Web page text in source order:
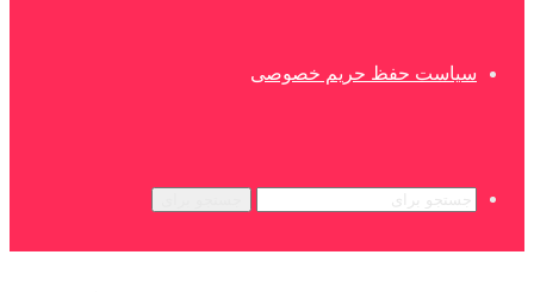
سیاست حفظ حریم خصوصی